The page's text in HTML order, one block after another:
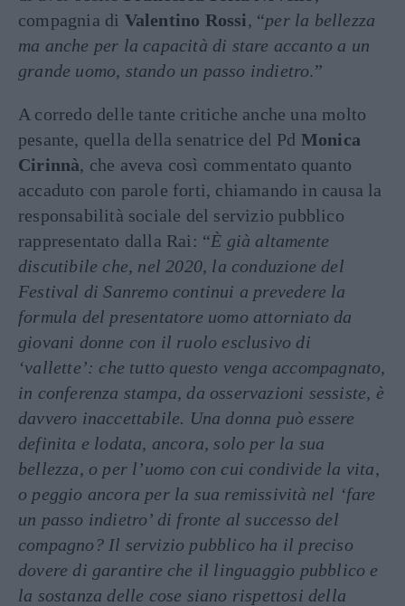
compagnia di Valentino Rossi, “per la bellezza
ma anche per la capacità di stare accanto a un
grande uomo, stando un passo indietro.”
A corredo delle tante critiche anche una molto
pesante, quella della senatrice del Pd Monica
Cirinnà, che aveva così commentato quanto
accaduto con parole forti, chiamando in causa la
responsabilità sociale del servizio pubblico
rappresentato dalla Rai: “È già altamente
discutibile che, nel 2020, la conduzione del
Festival di Sanremo continui a prevedere la
formula del presentatore uomo attorniato da
giovani donne con il ruolo esclusivo di
‘vallette’: che tutto questo venga accompagnato,
in conferenza stampa, da osservazioni sessiste, è
davvero inaccettabile. Una donna può essere
definita e lodata, ancora, solo per la sua
bellezza, o per l’uomo con cui condivide la vita,
o peggio ancora per la sua remissività nel ‘fare
un passo indietro’ di fronte al successo del
compagno? Il servizio pubblico ha il preciso
dovere di garantire che il linguaggio pubblico e
la sostanza delle cose siano rispettosi della